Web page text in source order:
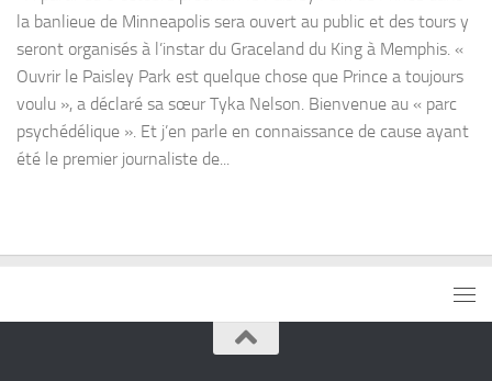
la banlieue de Minneapolis sera ouvert au public et des tours y
seront organisés à l’instar du Graceland du King à Memphis. «
Ouvrir le Paisley Park est quelque chose que Prince a toujours
voulu », a déclaré sa sœur Tyka Nelson. Bienvenue au « parc
psychédélique ». Et j’en parle en connaissance de cause ayant
été le premier journaliste de...